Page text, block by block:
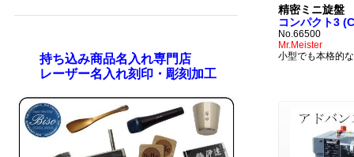
精密ミニ旋盤
コンパクト3
No.66500
Mr.Meister
小型でも本格的
持ち込み商品名入れ専門店
レーザー名入れ刻印・彫刻加工